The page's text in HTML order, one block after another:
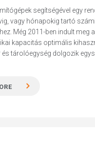
segítségével egy
vagy hónapokig tartó
Még 2011-ben indult
kapacitás optimális
tárolóegység dolgozik